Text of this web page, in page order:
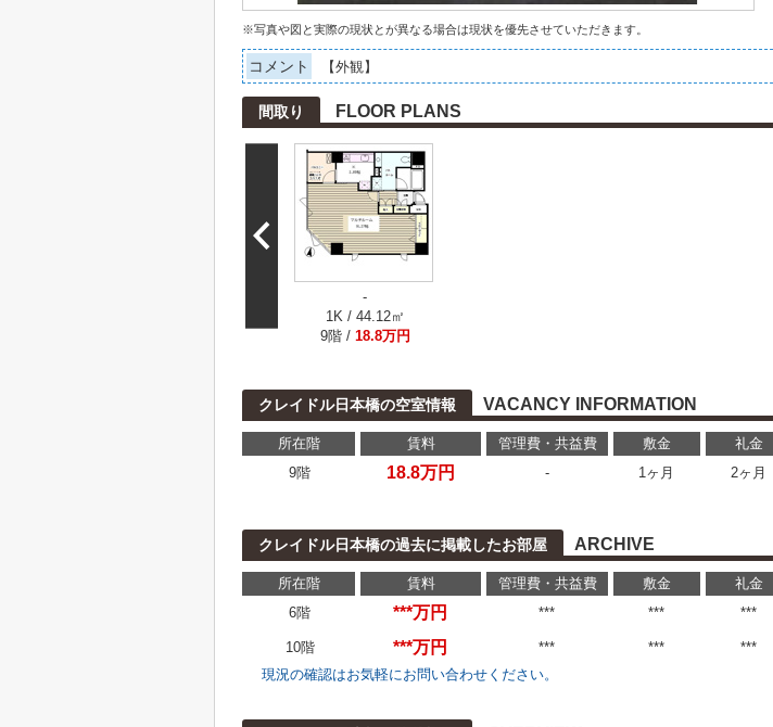
※写真や図と実際の現状とが異なる場合は現状を優先させていただきます。
コメント 【外観】
間取り FLOOR PLANS
-
1K / 44.12㎡
9階 / 18.8万円
クレイドル日本橋の空室情報 VACANCY INFORMATION
所在階 賃料 管理費・共益費 敷金 礼金
9階
18.8万円 - 1ヶ月 2ヶ月
クレイドル日本橋の過去に掲載したお部屋 ARCHIVE
所在階 賃料 管理費・共益費 敷金 礼金
6階
***万円 *** *** ***
10階 ***万円 *** *** ***
現況の確認はお気軽にお問い合わせください。